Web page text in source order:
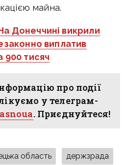
майна.
Донеччині викрили
виплатив
900 тисяч
про події
у телеграм-
. Приєднуйтеся!
область держзрада